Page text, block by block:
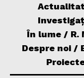
În lume / R.
Despre noi /